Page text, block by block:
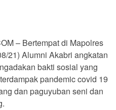
– Bertempat di Mapolres
21) Alumni Akabri angkatan
bakti sosial yang
pandemic covid 19
dan paguyuban seni dan